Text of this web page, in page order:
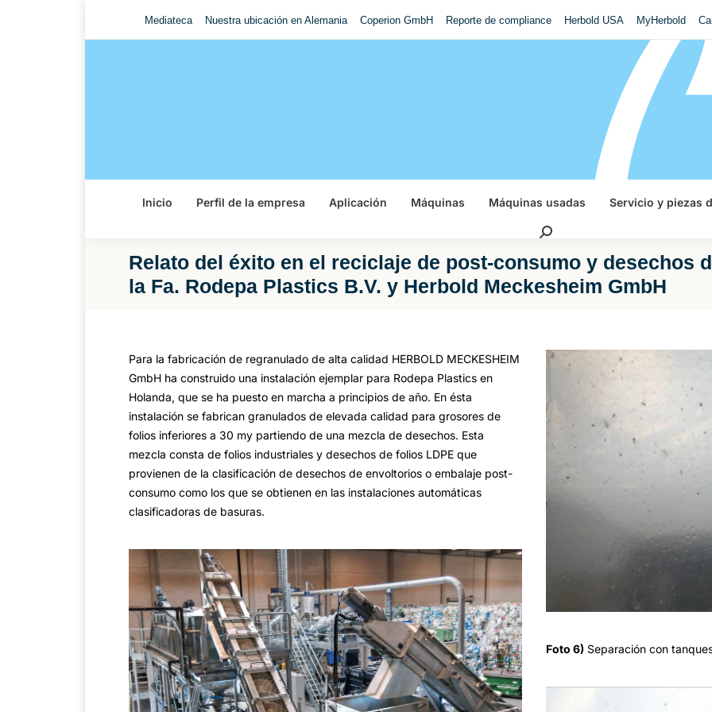
Mediateca Nuestra ubicación en Alemania Coperion GmbH Reporte de compliance Herbold USA MyHerbold
Inicio Perfil de la empresa Aplicación Máquinas Máquinas usadas Servicio y piezas
Buscar:
Relato del éxito en el reciclaje de post-consumo y desechos
la Fa. Rodepa Plastics B.V. y Herbold Meckesheim GmbH
Para la fabricación de regranulado de alta calidad HERBOLD MECKESHEIM
GmbH ha construido una instalación ejemplar para Rodepa Plastics en
Holanda, que se ha puesto en marcha a principios de año. En ésta
instalación se fabrican granulados de elevada calidad para grosores de
folios inferiores a 30 my partiendo de una mezcla de desechos. Esta
mezcla consta de folios industriales y desechos de folios LDPE que
provienen de la clasificación de desechos de envoltorios o embalaje post-
consumo como los que se obtienen en las instalaciones automáticas
clasificadoras de basuras.
Foto 6) Separación con